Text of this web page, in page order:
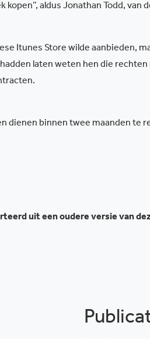
kopen”, aldus Jonathan Todd, van
Itunes Store wilde aanbieden,
laten weten hen die
dienen binnen twee maanden te
uit een oudere versie van